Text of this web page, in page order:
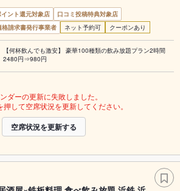
ント還元対象店
口コミ投稿特典対象店
格請求書発行事業者 ネット予約可 クーポンあり
【何杯飲んでも激安】 豪華100種類の飲み放題プラン2時間
2480円⇒980円
ダーの更新に失敗しました。
して空席状況を更新してください。
空席状況を更新する